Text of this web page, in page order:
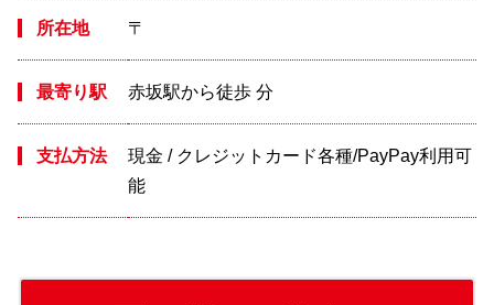
所在地 〒
最寄り駅 赤坂駅から徒歩 分
支払方法
現金 / クレジットカード各種/PayPay利用可
能